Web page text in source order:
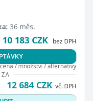
36 měs.
10 183 CZK bez DPH
/ množství / alternativy
ZA
12 684 CZK vč. DPH